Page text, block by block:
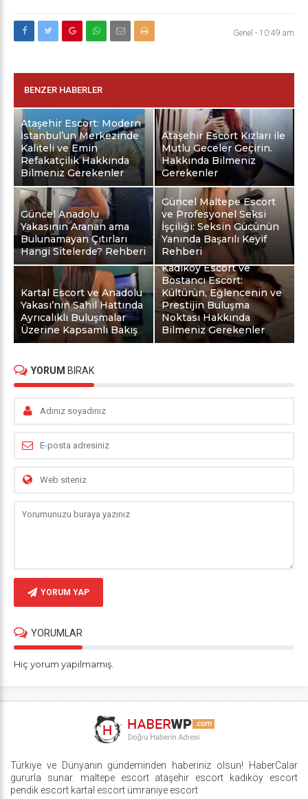
Genel - 10:49 am
BENZER HABERLER
Ataşehir Escort: Modern
İstanbul’un Merkezinde
Kaliteli ve Emin
Refakatçilik Hakkında
Bilmeniz Gerekenler
Ataşehir Escort Kızları ile
Mutlu Geceler Geçirin.
Hakkında Bilmeniz
Gerekenler
Güncel Anadolu
Yakasının Aranan ama
Bulunamayan Çıtırları
Hangi Sitelerde? Rehberi
Güncel Maltepe Escort
ve Profesyonel Seksi
İşçiliği: Seksin Gücünün
Yanında Başarılı Keyif
Rehberi
Kartal Escort ve Anadolu
Yakası’nın Sahil Hattında
Ayrıcalıklı Buluşmalar
Üzerine Kapsamlı Bakış
Kadıköy Escort ve
Bostancı Escort:
Kültürün, Eğlencenin ve
Prestijin Buluşma
Noktası Hakkında
Bilmeniz Gerekenler
YORUM BIRAK
YORUM YAP
YORUMLAR
Hiç yorum yapılmamış.
Türkiye ve Dünyanın gündeminden haberiniz olsun! HaberCalar
gururla sunar. maltepe escort ataşehir escort
kadıköy escort
pendik escort kartal escort ümraniye escort